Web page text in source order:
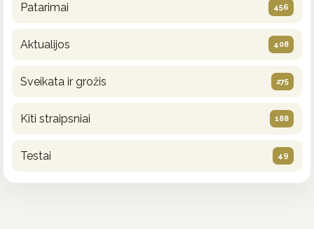
Patarimai 456
Aktualijos 408
Sveikata ir grožis 275
Kiti straipsniai 188
Testai 49